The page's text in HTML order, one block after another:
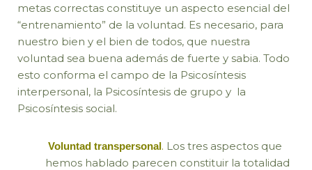
metas correctas constituye un aspecto esencial del
“entrenamiento” de la voluntad. Es necesario, para
nuestro bien y el bien de todos, que nuestra
voluntad sea buena además de fuerte y sabia. Todo
esto conforma el campo de la Psicosíntesis
interpersonal, la Psicosíntesis de grupo y la
Psicosíntesis social.
Voluntad transpersonal. Los tres aspectos que
hemos hablado parecen constituir la totalidad